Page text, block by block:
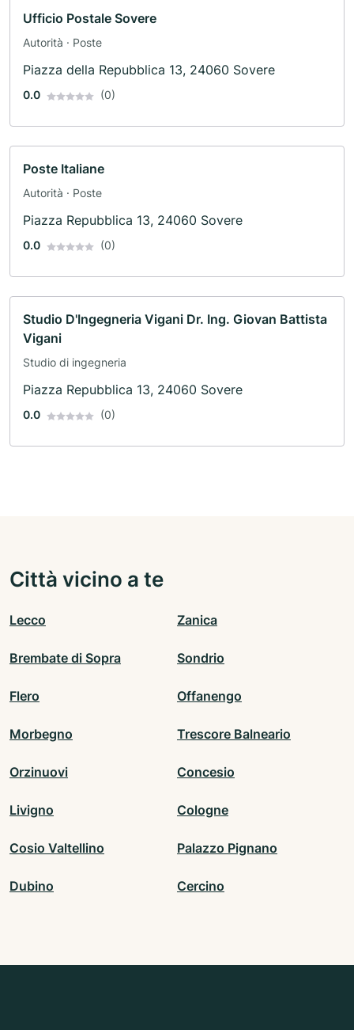
Ufficio Postale Sovere
Autorità · Poste
Piazza della Repubblica 13, 24060 Sovere
0.0 (0)
Poste Italiane
Autorità · Poste
Piazza Repubblica 13, 24060 Sovere
0.0 (0)
Studio D'Ingegneria Vigani Dr. Ing. Giovan Battista
Vigani
Studio di ingegneria
Piazza Repubblica 13, 24060 Sovere
0.0 (0)
Città vicino a te
Lecco Zanica
Brembate di Sopra Sondrio
Flero Offanengo
Morbegno Trescore Balneario
Orzinuovi Concesio
Livigno Cologne
Cosio Valtellino Palazzo Pignano
Dubino Cercino